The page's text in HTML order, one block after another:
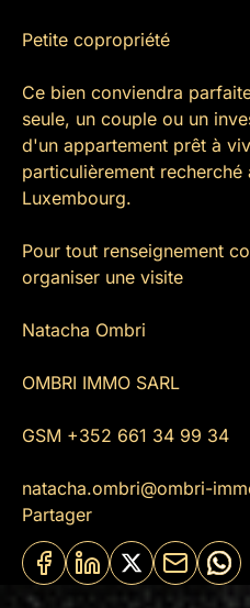
Petite copropriété
Ce bien conviendra
seule, un couple ou un
d'un appartement prêt à
particulièrement
Luxembourg.
Pour tout renseignement
organiser une visite
Natacha Ombri
OMBRI IMMO SARL
GSM +352 661 34 99 34
natacha.ombri@ombri-
Partager